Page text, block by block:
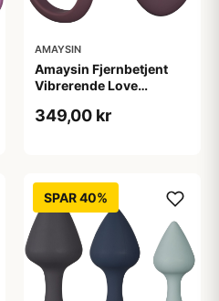
AMAYSIN
Amaysin Fjernbetjent
Vibrerende Love
349,00 kr
SPAR 40%